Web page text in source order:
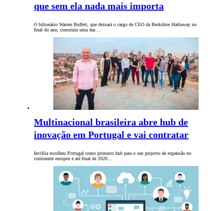
que sem ela nada mais importa
O bilionário Warren Buffett, que deixará o cargo de CEO da Berkshire Hathaway no
final do ano, construiu uma das…
Multinacional brasileira abre hub de
inovação em Portugal e vai contratar
Invillia escolheu Portugal como primeiro hub para o seu projecto de expansão no
continente europeu e até final de 2020…